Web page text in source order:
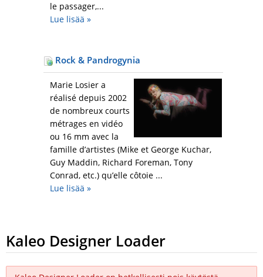
le passager,...
Lue lisää »
Rock & Pandrogynia
Marie Losier a
réalisé depuis 2002
de nombreux courts
métrages en vidéo
ou 16 mm avec la
famille d’artistes (Mike et George Kuchar,
Guy Maddin, Richard Foreman, Tony
Conrad, etc.) qu’elle côtoie ...
Lue lisää »
Kaleo Designer Loader